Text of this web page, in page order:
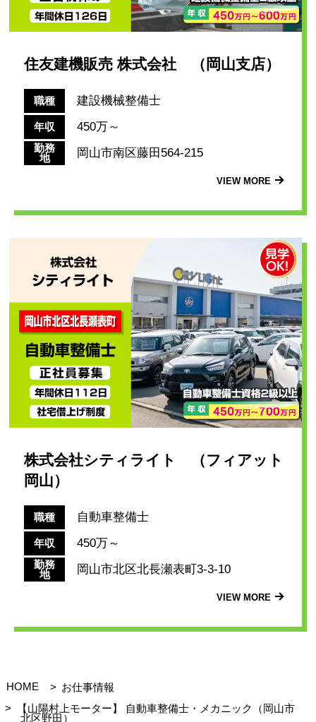
住友建機販売 株式会社 （岡山支店）
職種 建設機械整備士
年収 450万～
勤務
地
岡山市南区藤田564-215
VIEW MORE
株式会社シティライト （フィアット
岡山）
職種 自動車整備士
年収 450万～
勤務
地
岡山市北区北長瀬表町3-3-10
VIEW MORE
HOME
お仕事情報
【山陽村上モーター】 自動車整備士・メカニック（岡山市
北区野田）